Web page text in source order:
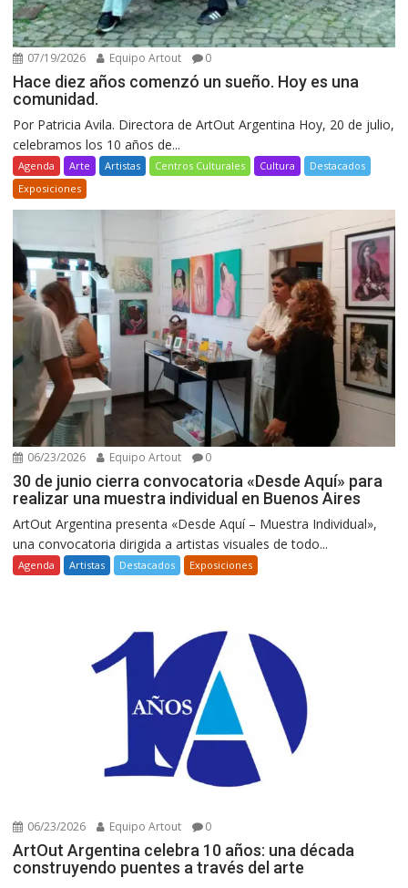
07/19/2026 Equipo Artout 0
Hace diez años comenzó un sueño. Hoy es una
comunidad.
Por Patricia Avila. Directora de ArtOut Argentina Hoy, 20 de julio,
celebramos los 10 años de...
Agenda Arte Artistas Centros Culturales Cultura
Destacados
Exposiciones
06/23/2026 Equipo Artout 0
30 de junio cierra convocatoria «Desde Aquí» para
realizar una muestra individual en Buenos Aires
ArtOut Argentina presenta «Desde Aquí – Muestra Individual»,
una convocatoria dirigida a artistas visuales de todo...
Agenda Artistas Destacados Exposiciones
06/23/2026 Equipo Artout 0
ArtOut Argentina celebra 10 años: una década
construyendo puentes a través del arte